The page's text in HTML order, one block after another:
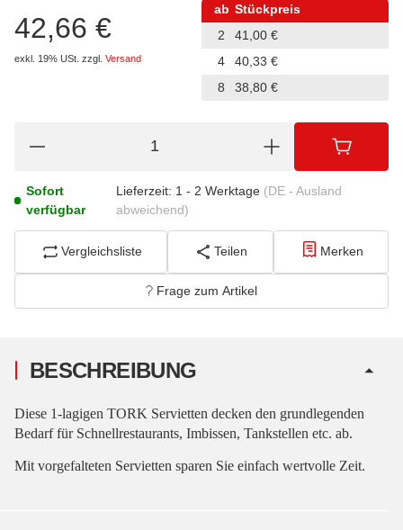
42,66 €
exkl. 19% USt. zzgl. Versand
ab Stückpreis
2
41,00 €
4
40,33 €
8
38,80 €
Sofort
verfügbar
Lieferzeit: 1 - 2 Werktage (DE - Ausland
abweichend)
Vergleichsliste Teilen Merken
Frage zum Artikel
BESCHREIBUNG
Diese 1-lagigen TORK Servietten decken den grundlegenden
Bedarf für Schnellrestaurants, Imbissen, Tankstellen etc. ab.
Mit vorgefalteten Servietten sparen Sie einfach wertvolle Zeit.